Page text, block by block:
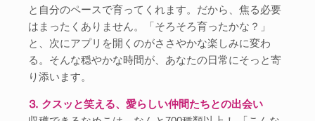
と自分のペースで育ってくれます。だから、焦る必要
はまったくありません。「そろそろ育ったかな？」
と、次にアプリを開くのがささやかな楽しみに変わ
る。そんな穏やかな時間が、あなたの日常にそっと寄
り添います。
⒊ クスッと笑える、愛らしい仲間たちとの出会い